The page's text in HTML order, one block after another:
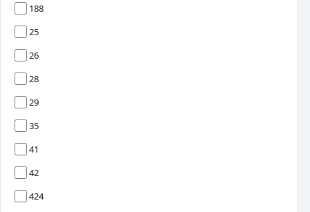
188
25
26
28
29
35
41
42
424